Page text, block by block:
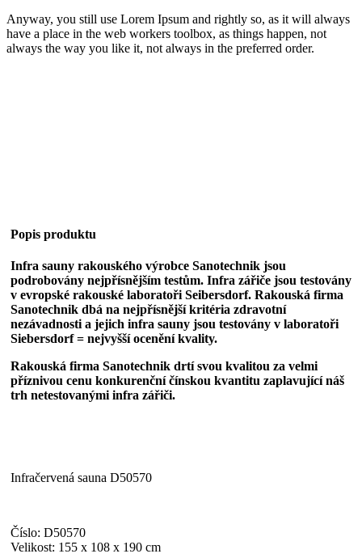
Anyway, you still use Lorem Ipsum and rightly so, as it will always
have a place in the web workers toolbox, as things happen, not
always the way you like it, not always in the preferred order.
Popis produktu
Infra sauny rakouského výrobce Sanotechnik jsou
podrobovány nejpřísnějším testům. Infra zářiče jsou testovány
v evropské rakouské laboratoři Seibersdorf. Rakouská firma
Sanotechnik dbá na nejpřísnější kritéria zdravotní
nezávadnosti a jejich infra sauny jsou testovány v laboratoři
Siebersdorf = nejvyšší ocenění kvality.
Rakouská firma Sanotechnik drtí svou kvalitou za velmi
příznivou cenu konkurenční čínskou kvantitu zaplavující náš
trh netestovanými infra zářiči.
Infračervená sauna D50570
Číslo: D50570
Velikost: 155 x 108 x 190 cm